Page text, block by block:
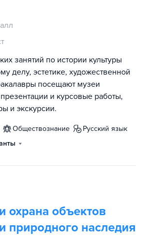
занятий по истории культуры
делу, эстетике, художественной
посещают музеи
и курсовые работы,
и экскурсии.
обществознание
русский язык
охрана объектов
природного наследия